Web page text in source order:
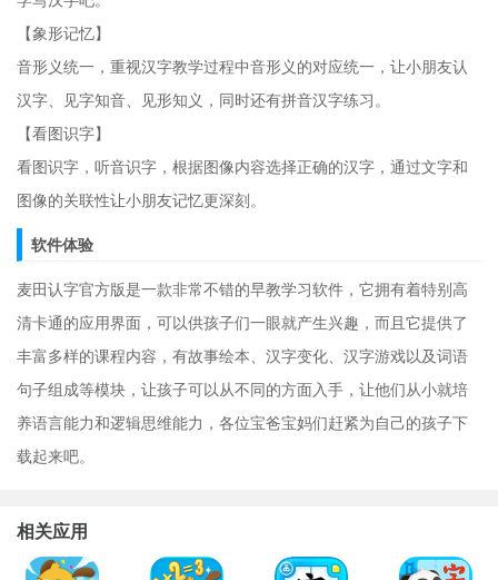
【象形记忆】
音形义统一，重视汉字教学过程中音形义的对应统一，让小朋友认
汉字、见字知音、见形知义，同时还有拼音汉字练习。
【看图识字】
看图识字，听音识字，根据图像内容选择正确的汉字，通过文字和
图像的关联性让小朋友记忆更深刻。
软件体验
麦田认字官方版是一款非常不错的早教学习软件，它拥有着特别高
清卡通的应用界面，可以供孩子们一眼就产生兴趣，而且它提供了
丰富多样的课程内容，有故事绘本、汉字变化、汉字游戏以及词语
句子组成等模块，让孩子可以从不同的方面入手，让他们从小就培
养语言能力和逻辑思维能力，各位宝爸宝妈们赶紧为自己的孩子下
载起来吧。
相关应用